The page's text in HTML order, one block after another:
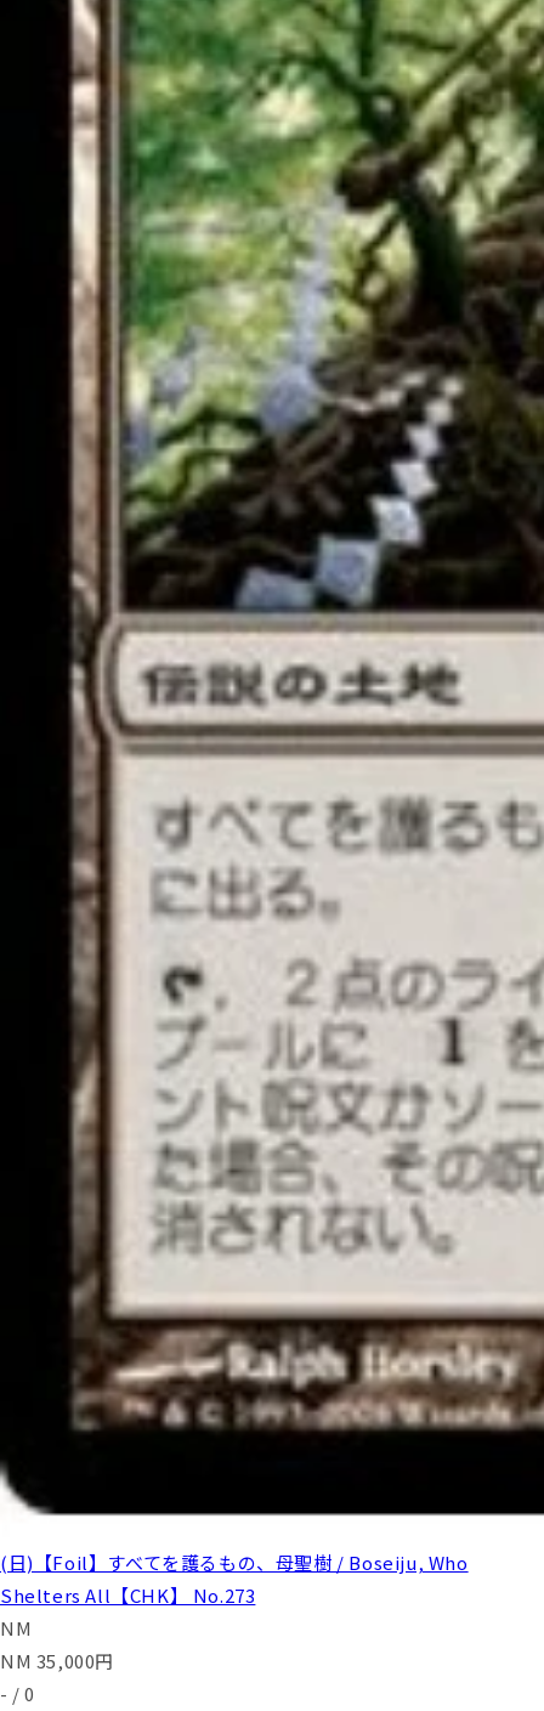
(日)【Foil】すべてを護るもの、母聖樹 / Boseiju, Who
Shelters All【CHK】 No.273
NM
NM 35,000円
- / 0